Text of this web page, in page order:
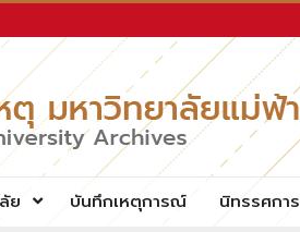
ย บันทึกเหตุการณ์ นิทรรศการ